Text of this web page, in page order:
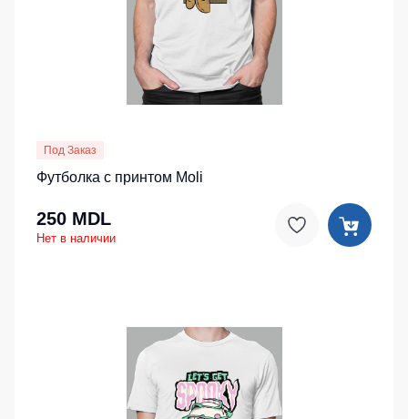
Под Заказ
Футболка с принтом Moli
250 MDL
Нет в наличии